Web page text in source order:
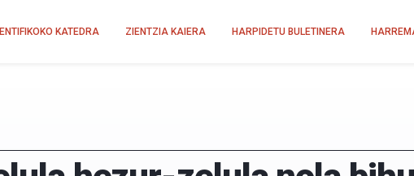
KATEDRA ZIENTZIA KAIERA HARPIDETU BULETINERA